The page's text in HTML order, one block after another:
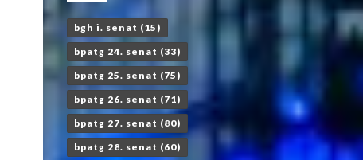
bgh i. senat (15)
bpatg 24. senat (33)
bpatg 25. senat (75)
bpatg 26. senat (71)
bpatg 27. senat (80)
bpatg 28. senat (60)